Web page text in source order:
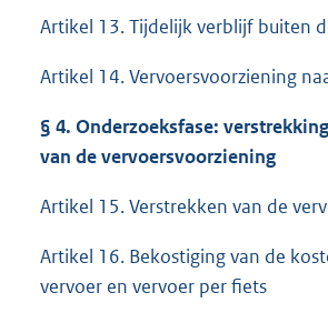
Artikel 13. Tijdelijk verblijf buiten
Artikel 14. Vervoersvoorziening
§ 4. Onderzoeksfase:
van de vervoersvoorziening
Artikel 15. Verstrekken van de
Artikel 16. Bekostiging van de
vervoer en vervoer per fiets